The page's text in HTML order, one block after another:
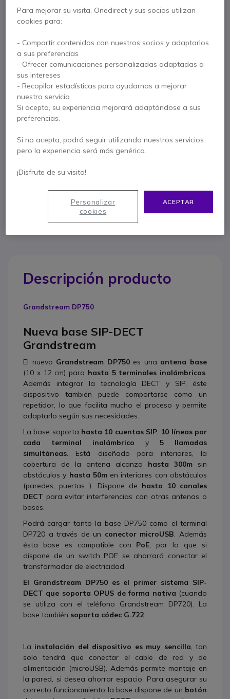
Estación base SIP-DECT pequeña.
Hasta 10 cuentas SIP.
Hasta 10 líneas.
Hasta 5 llamadas simultáneas.
Funciona como base DECT y como repetidor.
Alimentación a través de microUSB.
PoE.
Primer sistema SIP-DECT que soporta OPUS de forma nativa.
Mostrar más
Se entrega con
Base Dect-GAP repetidora DP750
Cable alimentación externa
Contacte a nuestros expertos -Linea gratuita
900 80 26 26
Descripción producto
Grandstream DP750
Nueva base SIP-DECT
Grandstream
El nuevo Grandstream DP750es una antena base
(10 x 12 cm) para hasta 5 terminales inalámbricos
Además integrar la tecnología DECT y SIP, éste
dispositivo también puede comportarse como un
repetidor, lo que facilita mucho el proceso y permite
adaptarlo según sus necesidades.
La base soporta hasta 10 cuentas SIP 10 líneas por
cada terminal inalámbrico y 5 llamadas
simultáneas . Está diseñado para interiores, la
cobertura de la antena alcanza hasta 300m sin
obstáculos y hasta 50men interiores con obstáculos
(paredes, puertas…). Dispone de hasta 10 canales
DECT para evitar interferencias con otras antenas o
bases.
Podrá cargar tanto la base DP750 como el terminal
DP720 a través de un conector microUSB . Además
ésta base es compatible con PoE , por lo que si
dispone de un switch POE se ahorrará conectar el
transformador de electricidad.
El Grandstream DP750 es el primer sistema SIP-
DECT que soporta OPUS de forma nativa (cuando
se utiliza con el teléfono Grandstream DP720). La
base también soporta códec G.722
La instalación del dispositivo es muy sencilla , tan
solo tendrá que conectar el cable de red y de
alimentación (microUSB). Además permite montaje en
la pared, si desea ahorrar espacio. Para asegurar su
correcto funcionamiento la base dispone de un botón
Para mejorar su visita, Onedirect y sus socios utilizan
cookies para:
- Compartir contenidos con nuestros socios y adaptarlos
a sus preferencias
- Ofrecer comunicaciones personalizadas adaptadas a
sus intereses
- Recopilar estadísticas para ayudarnos a mejorar
nuestro servicio
Si acepta, su experiencia mejorará adaptándose a sus
preferencias.
Si no acepta, podrá seguir utilizando nuestros servicios
pero la experiencia será más genérica.
¡Disfrute de su visita!
ACEPTAR
Personalizar
cookies